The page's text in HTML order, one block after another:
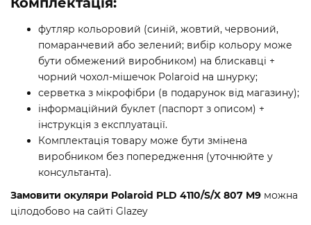
футляр кольоровий (синій, жовтий, червоний,
помаранчевий або зелений; вибір кольору може
бути обмежений виробником) на блискавці +
чорний чохол-мішечок Polaroid на шнурку;
серветка з мікрофібри (в подарунок від магазину);
інформаційний буклет (паспорт з описом) +
iнструкція з експлуатації.
Комплектація товару може бути змінена
виробником без попередження (уточнюйте у
консультанта).
Замовити окуляри Polaroid PLD 4110/S/X 807 M9 можна
цілодобово на сайті Glazey